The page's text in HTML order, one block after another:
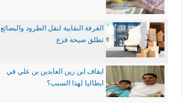
الغرفة النقابية لنقل الطرود والبضائع
تطلق صيحة فزع
ايقاف ابن زين العابدين بن علي في
ايطاليا لهذا السبب؟